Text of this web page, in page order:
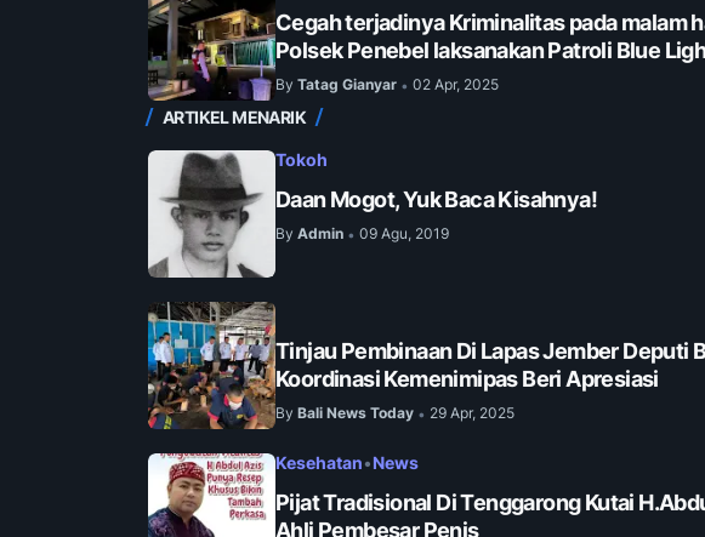
Cegah terjadinya Kriminalitas pada malam
Polsek Penebel laksanakan Patroli Blue
By Tatag Gianyar • 02 Apr, 2025
ARTIKEL MENARIK
Tokoh
Daan Mogot, Yuk Baca Kisahnya!
By Admin • 09 Agu, 2019
Tinjau Pembinaan Di Lapas Jember Deputi
Koordinasi Kemenimipas Beri Apresiasi
By Bali News Today • 29 Apr, 2025
Kesehatan•News
Pijat Tradisional Di Tenggarong Kutai
Ahli Pembesar Penis